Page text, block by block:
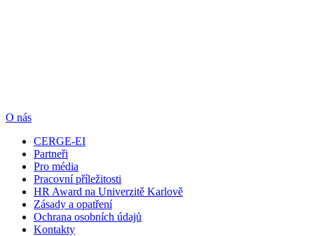
O nás
CERGE-EI
Partneři
Pro média
Pracovní příležitosti
HR Award na Univerzitě Karlově
Zásady a opatření
Ochrana osobních údajů
Kontakty